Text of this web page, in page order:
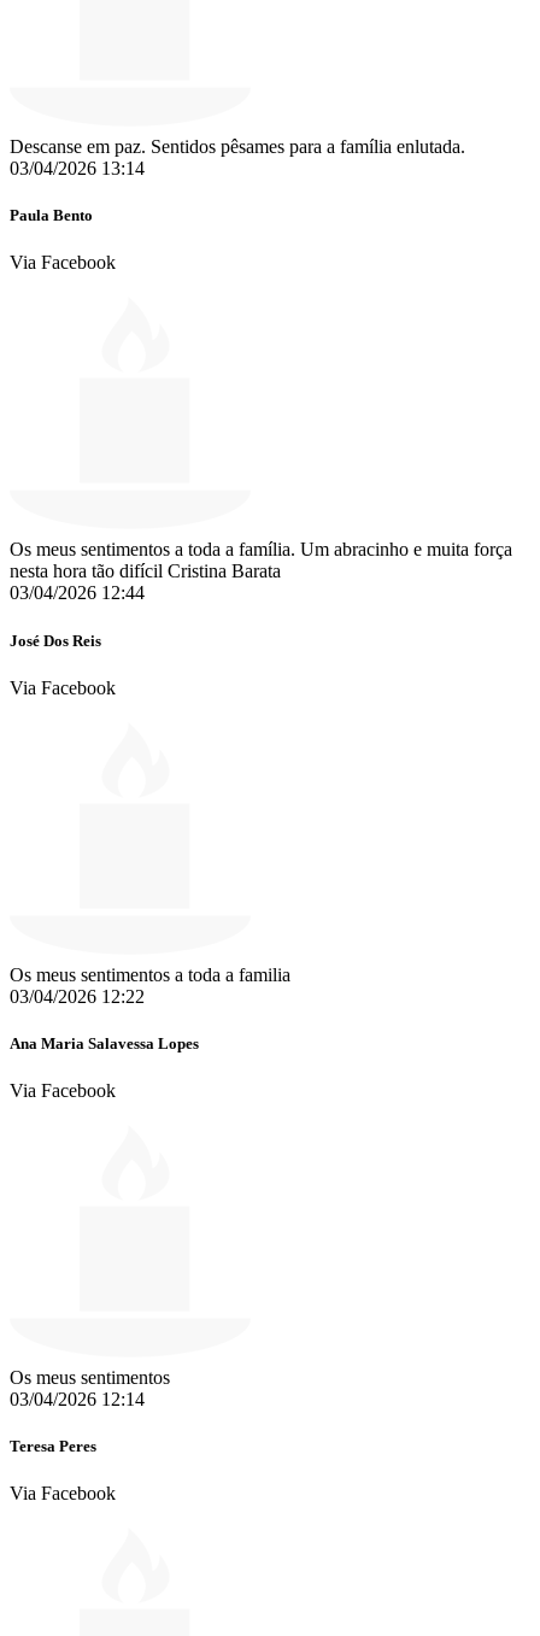
Descanse em paz. Sentidos pêsames para a família enlutada.
03/04/2026 13:14
Paula Bento
Via Facebook
Os meus sentimentos a toda a família. Um abracinho e muita força
nesta hora tão difícil Cristina Barata
03/04/2026 12:44
José Dos Reis
Via Facebook
Os meus sentimentos a toda a familia
03/04/2026 12:22
Ana Maria Salavessa Lopes
Via Facebook
Os meus sentimentos
03/04/2026 12:14
Teresa Peres
Via Facebook